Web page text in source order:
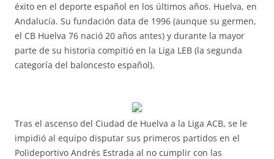
éxito en el deporte español en los últimos años. Huelva, en
Andalucía. Su fundación data de 1996 (aunque su germen,
el CB Huelva 76 nació 20 años antes) y durante la mayor
parte de su historia compitió en la Liga LEB (la segunda
categoría del baloncesto español).
Tras el ascenso del Ciudad de Huelva a la Liga ACB, se le
impidió al equipo disputar sus primeros partidos en el
Polideportivo Andrés Estrada al no cumplir con las